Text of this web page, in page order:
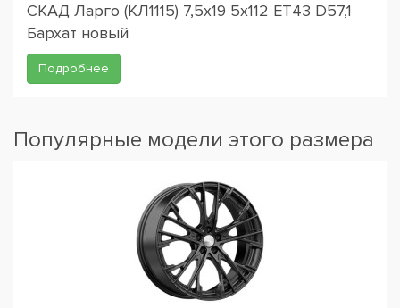
СКАД Ларго (КЛ1115) 7,5x19 5x112 ET43 D57,1
Бархат новый
Подробнее
Популярные модели этого размера